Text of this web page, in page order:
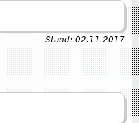
Stand:02.11.2017